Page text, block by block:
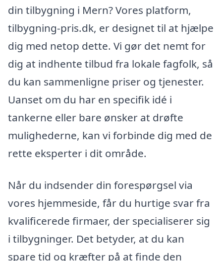
din tilbygning i Mern? Vores platform,
tilbygning-pris.dk, er designet til at hjælpe
dig med netop dette. Vi gør det nemt for
dig at indhente tilbud fra lokale fagfolk, så
du kan sammenligne priser og tjenester.
Uanset om du har en specifik idé i
tankerne eller bare ønsker at drøfte
mulighederne, kan vi forbinde dig med de
rette eksperter i dit område.
Når du indsender din forespørgsel via
vores hjemmeside, får du hurtige svar fra
kvalificerede firmaer, der specialiserer sig
i tilbygninger. Det betyder, at du kan
spare tid og kræfter på at finde den